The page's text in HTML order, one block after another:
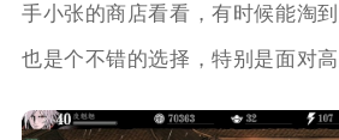
手小张的商店看看，有时候能淘
也是个不错的选择，特别是面对高